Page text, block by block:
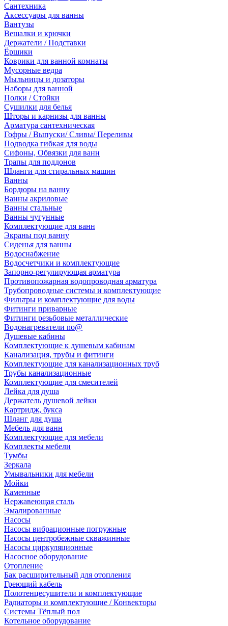
Сантехника
Аксессуары для ванны
Вантузы
Вешалки и крючки
Держатели / Подставки
Ёршики
Коврики для ванной комнаты
Мусорные ведра
Мыльницы и дозаторы
Наборы для ванной
Полки / Стойки
Сушилки для белья
Шторы и карнизы для ванны
Арматура сантехническая
Гофры / Выпуски/ Сливы/ Переливы
Подводка гибкая для воды
Сифоны, Обвязки для ванн
Трапы для поддонов
Шланги для стиральных машин
Ванны
Бордюры на ванну
Ванны акриловые
Ванны стальные
Ванны чугунные
Комплектующие для ванн
Экраны под ванну
Сиденья для ванны
Водоснабжение
Водосчетчики и комплектующие
Запорно-регулирующая арматура
Противопожарная водопроводная арматура
Трубопроводные системы и комплектующие
Фильтры и комплектующие для воды
Фитинги приварные
Фитинги резьбовые металлические
Водонагреватели no@
Душевые кабины
Комплектующие к душевым кабинам
Канализация, трубы и фитинги
Комплектующие для канализационных труб
Трубы канализационные
Комплектующие для смесителей
Лейка для душа
Держатель душевой лейки
Картридж, букса
Шланг для душа
Мебель для ванн
Комплектующие для мебели
Комплекты мебели
Тумбы
Зеркала
Умывальники для мебели
Мойки
Каменные
Нержавеющая сталь
Эмалированные
Насосы
Насосы вибрационные погружные
Насосы центробежные скважинные
Насосы циркуляционные
Насосное оборудование
Отопление
Бак расширительный для отопления
Греющий кабель
Полотенцесушители и комплектующие
Радиаторы и комплектующие / Конвекторы
Системы Тёплый пол
Котельное оборудование